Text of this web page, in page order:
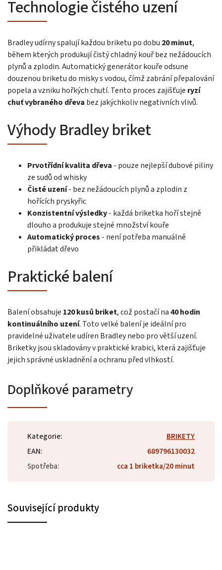
Technologie čistého uzení
Bradley udírny spalují každou briketu po dobu 20 minut,
během kterých produkují čistý chladný kouř bez nežádoucích
plynů a zplodin. Automatický generátor kouře odsune
douzenou briketu do misky s vodou, čímž zabrání přepalování
popela a vzniku hořkých chutí. Tento proces zajišťuje ryzí
chuť vybraného dřeva bez jakýchkoliv negativních vlivů.
Výhody Bradley briket
Prvotřídní kvalita dřeva - pouze nejlepší dubové piliny
ze sudů od whisky
Čisté uzení- bez nežádoucích plynů a zplodin z
hořících pryskyřic
Konzistentní výsledky- každá briketka hoří stejně
dlouho a produkuje stejné množství kouře
Automatický proces - není potřeba manuálně
přikládat dřevo
Praktické balení
Balení obsahuje 120 kusů briket, což postačí na40 hodin
kontinuálního uzení. Toto velké balení je ideální pro
pravidelné uživatele udíren Bradley nebo pro větší uzení.
Briketky jsou skladovány v praktické krabici, která zajišťuje
jejich správné uskladnění a ochranu před vlhkostí.
Doplňkové parametry
Kategorie:
BRIKETY
EAN:
689796130032
Spotřeba: cca 1 briketka/20 minut
Související produkty